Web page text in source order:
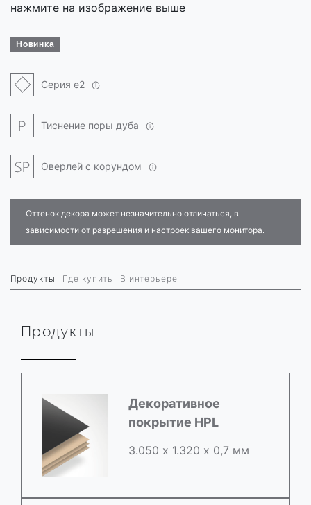
нажмите на изображение выше
Новинка
Серия e2
Тиснение поры дуба
Оверлей с корундом
Оттенок декора может незначительно отличаться, в
зависимости от разрешения и настроек вашего монитора.
Продукты Где купить В интерьере
Продукты
Декоративное
покрытие HPL
3.050 х 1.320 х 0,7 мм